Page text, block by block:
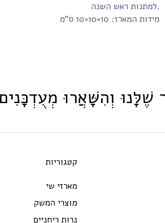
למתנות ראש השנה.
מידות המארז: 10×10×10 ס"מ
שֶׁלָּנוּ וְהִשָּׁאֲרוּ
קטגוריות
מארזי שי
מוצרי המשק
נרות ריחניים